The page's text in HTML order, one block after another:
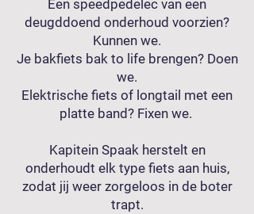
Een speedpedelec van een
deugddoend onderhoud voorzien?
Kunnen we.
Je bakfiets bak to life brengen? Doen
we.
Elektrische fiets of longtail met een
platte band? Fixen we.
Kapitein Spaak herstelt en
onderhoudt elk type fiets aan huis,
zodat jij weer zorgeloos in de boter
trapt.